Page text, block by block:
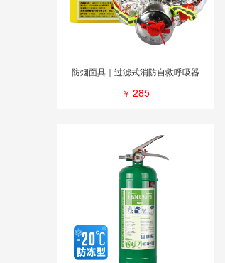
防烟面具｜过滤式消防自救呼吸器
￥ 285